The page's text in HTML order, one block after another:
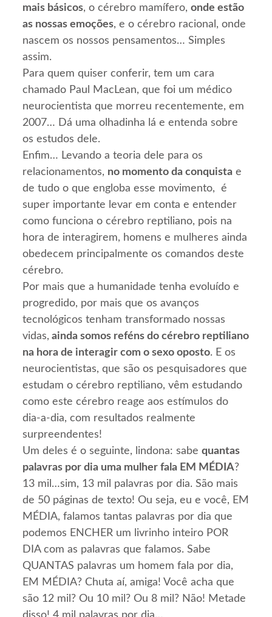
mais básicos, o cérebro mamífero,onde estão
as nossas emoções, e o cérebro racional, onde
nascem os nossos pensamentos… Simples
assim.
Para quem quiser conferir, tem um cara
chamado Paul MacLean, que foi um médico
neurocientista que morreu recentemente, em
2007… Dá uma olhadinha lá e entenda sobre
os estudos dele.
Enfim… Levando a teoria dele para os
relacionamentos, no momento da conquista e
de tudo o que engloba esse movimento, é
super importante levar em conta e entender
como funciona o cérebro reptiliano, pois na
hora de interagirem, homens e mulheres ainda
obedecem principalmente os comandos deste
cérebro.
Por mais que a humanidade tenha evoluído e
progredido, por mais que os avanços
tecnológicos tenham transformado nossas
vidas, ainda somos reféns do cérebro reptiliano
na hora de interagir com o sexo oposto. E os
neurocientistas, que são os pesquisadores que
estudam o cérebro reptiliano, vêm estudando
como este cérebro reage aos estímulos do
dia-a-dia, com resultados realmente
surpreendentes!
Um deles é o seguinte, lindona: sabequantas
palavras por dia uma mulher fala EM MÉDIA?
13 mil…sim, 13 mil palavras por dia. São mais
de 50 páginas de texto! Ou seja, eu e você, EM
MÉDIA, falamos tantas palavras por dia que
podemos ENCHER um livrinho inteiro POR
DIA com as palavras que falamos. Sabe
QUANTAS palavras um homem fala por dia,
EM MÉDIA? Chuta aí, amiga! Você acha que
são 12 mil? Ou 10 mil? Ou 8 mil? Não! Metade